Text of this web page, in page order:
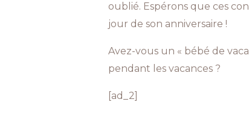
oublié. Espérons que ces
jour de son anniversaire !
Avez-vous un « bébé de
pendant les vacances ?
[ad_2]